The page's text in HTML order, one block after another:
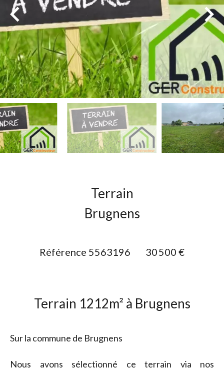
Terrain
Brugnens
Référence 5563196 30 500 €
Terrain 1212m² à Brugnens
Sur la commune de Brugnens
Nous avons sélectionné ce terrain via nos